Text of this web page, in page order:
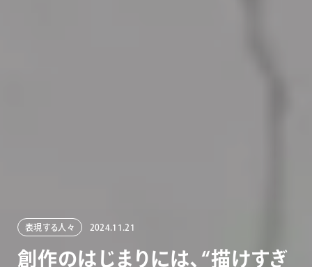
表現する人々 2024.11.21
創 作のは じ ま りには、 “描けすぎ